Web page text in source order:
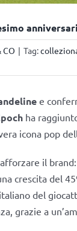
CO | Tag:
e
ha
icona pop
il
crescita del
del
grazie a